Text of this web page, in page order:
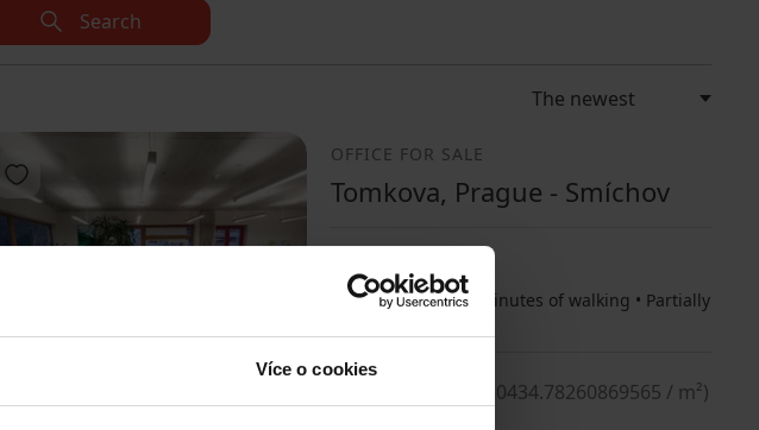
Více o cookies
Search
1
Add to favorites
DON’T MISS OUT
OFFICE FOR SALE
Tomkova, Prague - Smíchov
Public transport 5 minutes of walking • Partially
130434.78260869565 / m²)